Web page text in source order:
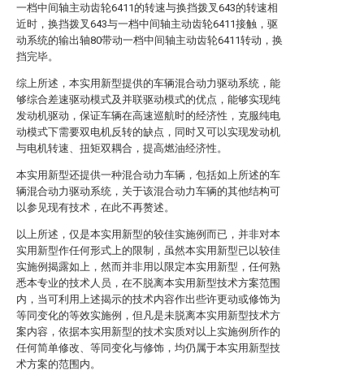
一档中间轴主动齿轮6411的转速与换挡拨叉643的转速相
近时，换挡拨叉643与一档中间轴主动齿轮6411接触，驱
动系统的输出轴80带动一档中间轴主动齿轮6411转动，换
挡完毕。
综上所述，本实用新型提供的车辆混合动力驱动系统，能
够综合差速驱动模式及并联驱动模式的优点，能够实现纯
发动机驱动，保证车辆在高速巡航时的经济性，克服纯电
动模式下需要双电机反转的缺点，同时又可以实现发动机
与电机转速、扭矩双耦合，提高燃油经济性。
本实用新型还提供一种混合动力车辆，包括如上所述的车
辆混合动力驱动系统，关于该混合动力车辆的其他结构可
以参见现有技术，在此不再赘述。
以上所述，仅是本实用新型的较佳实施例而已，并非对本
实用新型作任何形式上的限制，虽然本实用新型已以较佳
实施例揭露如上，然而并非用以限定本实用新型，任何熟
悉本专业的技术人员，在不脱离本实用新型技术方案范围
内，当可利用上述揭示的技术内容作出些许更动或修饰为
等同变化的等效实施例，但凡是未脱离本实用新型技术方
案内容，依据本实用新型的技术实质对以上实施例所作的
任何简单修改、等同变化与修饰，均仍属于本实用新型技
术方案的范围内。